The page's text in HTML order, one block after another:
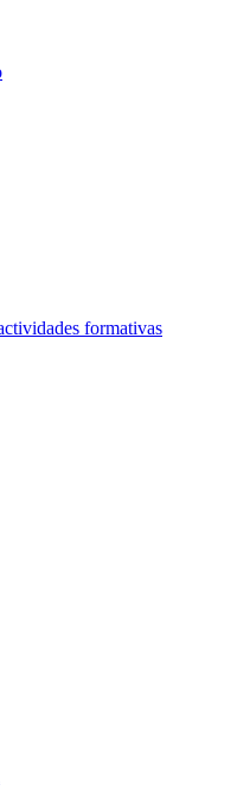
formativas